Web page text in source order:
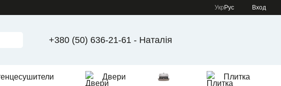
Укр Рус Вход
+380 (50) 636-21-61 - Наталія
Двери Плитка